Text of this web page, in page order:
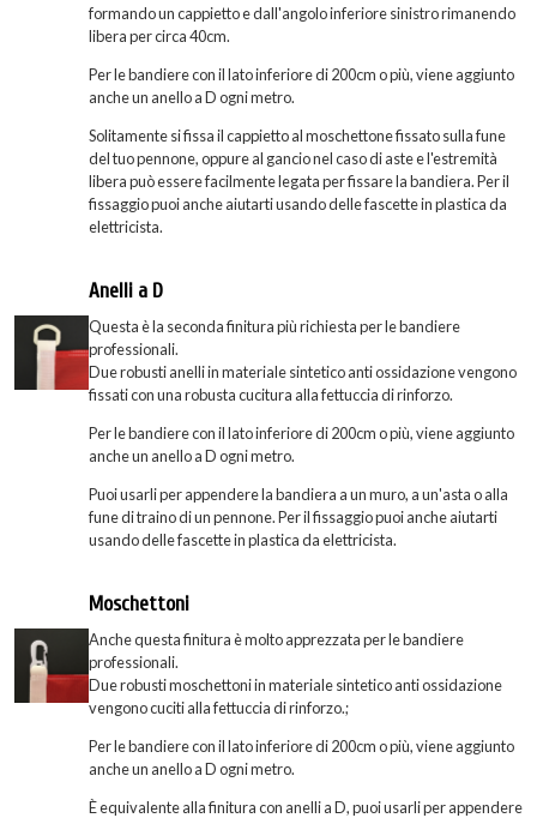
formando un cappietto e dall'angolo inferiore sinistro rimanendo
libera per circa 40cm.
Per le bandiere con il lato inferiore di 200cm o più, viene aggiunto
anche un anello a D ogni metro.
Solitamente si fissa il cappietto al moschettone fissato sulla fune
del tuo pennone, oppure al gancio nel caso di aste e l'estremità
libera può essere facilmente legata per fissare la bandiera. Per il
fissaggio puoi anche aiutarti usando delle fascette in plastica da
elettricista.
Anelli a D
Questa è la seconda finitura più richiesta per le bandiere
professionali.
Due robusti anelli in materiale sintetico anti ossidazione vengono
fissati con una robusta cucitura alla fettuccia di rinforzo.
Per le bandiere con il lato inferiore di 200cm o più, viene aggiunto
anche un anello a D ogni metro.
Puoi usarli per appendere la bandiera a un muro, a un'asta o alla
fune di traino di un pennone. Per il fissaggio puoi anche aiutarti
usando delle fascette in plastica da elettricista.
Moschettoni
Anche questa finitura è molto apprezzata per le bandiere
professionali.
Due robusti moschettoni in materiale sintetico anti ossidazione
vengono cuciti alla fettuccia di rinforzo.;
Per le bandiere con il lato inferiore di 200cm o più, viene aggiunto
anche un anello a D ogni metro.
È equivalente alla finitura con anelli a D, puoi usarli per appendere